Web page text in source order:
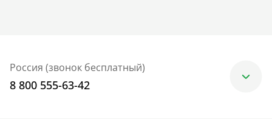
Россия (звонок бесплатный)
8 800 555-63-42